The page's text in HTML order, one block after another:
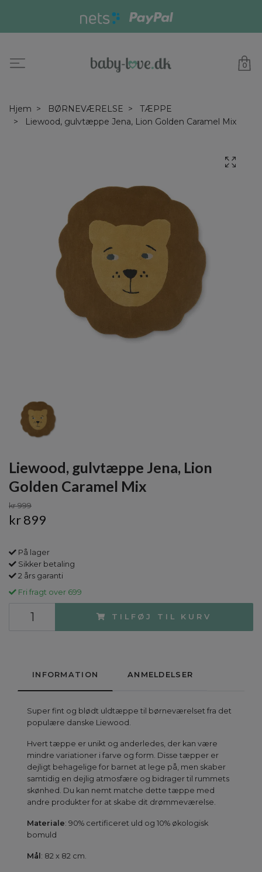
0
Hjem BØRNEVÆRELSE
TÆPPE
Liewood, gulvtæppe Jena, Lion Golden Caramel Mix
Liewood, gulvtæppe Jena, Lion
Golden Caramel Mix
kr 999
kr 899
På lager
Sikker betaling
2 års garanti
Fri fragt over 699
TILFØJ TIL KURV
INFORMATION ANMELDELSER
Super fint og blødt uldtæppe til børneværelset fra det
populære danske Liewood.
Hvert tæppe er unikt og anderledes, der kan være
mindre variationer i farve og form. Disse tæpper er
dejligt behagelige for barnet at lege på, men skaber
samtidig en dejlig atmosfære og bidrager til rummets
skønhed. Du kan nemt matche dette tæppe med
andre produkter for at skabe dit drømmeværelse.
Materiale: 90% certificeret uld og 10% økologisk
bomuld
Mål : 82 x 82 cm.